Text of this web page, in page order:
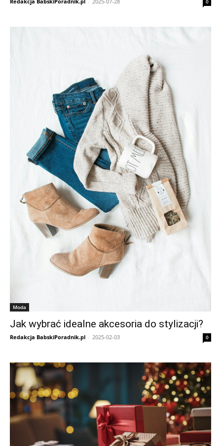
Moda
Jak wybrać idealne akcesoria do stylizacji?
Redakcja BabskiPoradnik.pl - 2025-02-03 0